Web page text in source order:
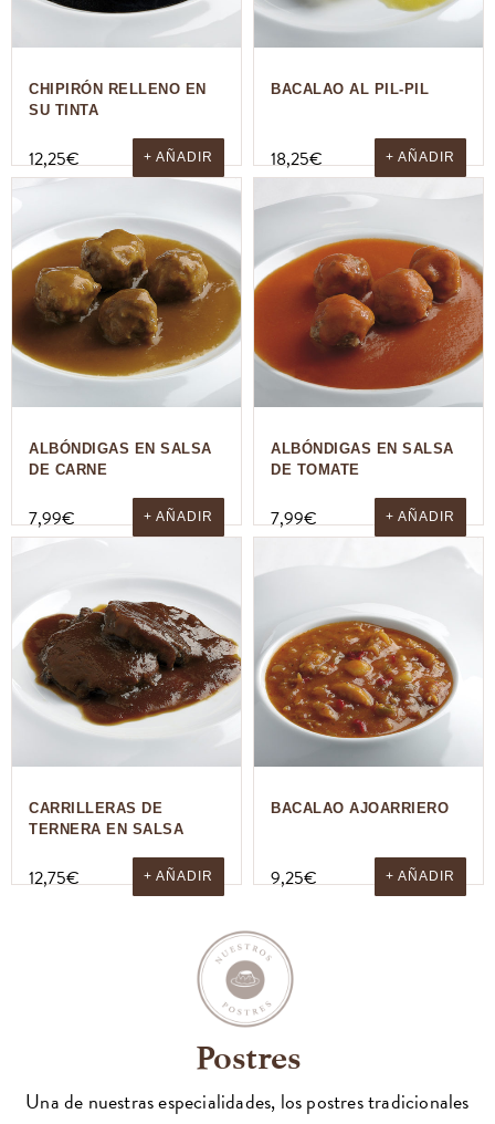
CHIPIRÓN RELLENO EN
SU TINTA
12,25€ + AÑADIR
BACALAO AL PIL-PIL
18,25€ + AÑADIR
ALBÓNDIGAS EN SALSA
DE CARNE
7,99€ + AÑADIR
ALBÓNDIGAS EN SALSA
DE TOMATE
7,99€ + AÑADIR
CARRILLERAS DE
TERNERA EN SALSA
12,75€ + AÑADIR
BACALAO AJOARRIERO
9,25€ + AÑADIR
Postres
Una de nuestras especialidades, los postres tradicionales